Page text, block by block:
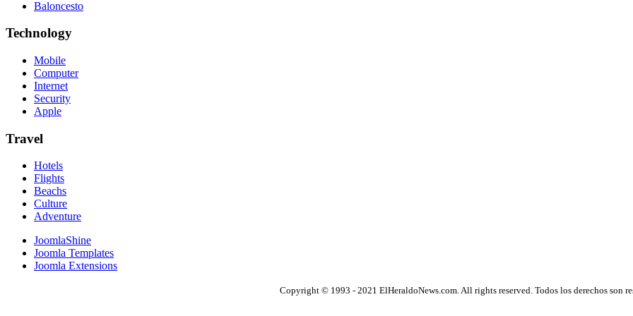
Baloncesto
Technology
Mobile
Computer
Internet
Security
Apple
Travel
Hotels
Flights
Beachs
Culture
Adventure
JoomlaShine
Joomla Templates
Joomla Extensions
Copyright © 1993 - 2021 ElHeraldoNews.com. All rights reserved. Todos los derechos son